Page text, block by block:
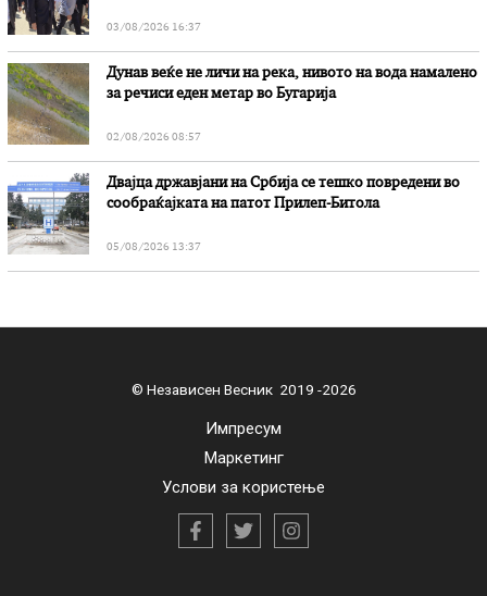
03/08/2026 16:37
Дунав веќе не личи на река, нивото на вода намалено
за речиси еден метар во Бугарија
02/08/2026 08:57
Двајца државјани на Србија се тешко повредени во
сообраќајката на патот Прилеп-Битола
05/08/2026 13:37
© Независен Весник 2019 -2026
Импресум
Маркетинг
Услови за користење